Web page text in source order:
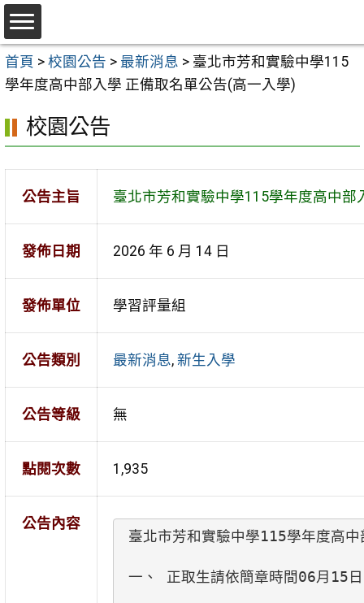
跳
至
主
要
區
首頁 > 校園公告 > 最新消息 > 臺北市芳和實驗中學115
學年度高中部入學 正備取名單公告(高一入學)
校園公告
公告主旨 臺北市芳和實驗中學115學年度高中
發佈日期 2026 年 6 月 14 日
發佈單位 學習評量組
公告類別 最新消息,新生入學
公告等級 無
點閱次數 1,935
公告內容
臺北市芳和實驗中學115學年度高
一、 正取生請依簡章時間06月15
選
單